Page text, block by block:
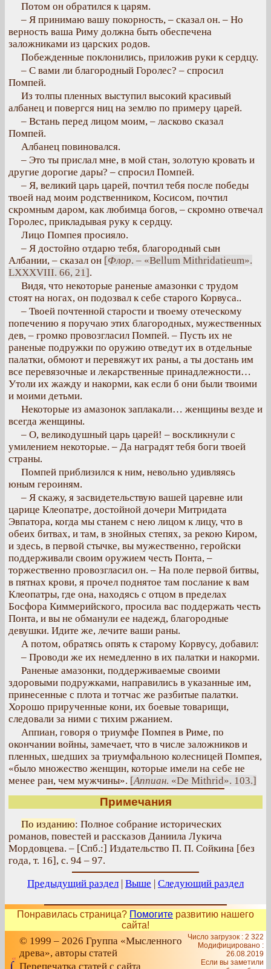
Потом он обратился к царям.
– Я принимаю вашу покорность, – сказал он. – Но
верность ваша Риму должна быть обеспечена
заложниками из царских родов.
Побежденные поклонились, приложив руки к сердцу.
– С вами ли благородный Горолес? – спросил
Помпей.
Из толпы пленных выступил высокий красивый
албанец и повергся ниц на землю по примеру царей.
– Встань перед лицом моим, – ласково сказал
Помпей.
Албанец повиновался.
– Это ты прислал мне, в мой стан, золотую кровать и
другие дорогие дары? – спросил Помпей.
– Я, великий царь царей, почтил тебя после победы
твоей над моим родственником, Косисом, почтил
скромным даром, как любимца богов, – скромно отвечал
Горолес, прикладывая руку к сердцу.
Лицо Помпея просияло.
– Я достойно отдарю тебя, благородный сын
Албании, – сказал он [Флор. – «Bellum Mithridatieum».
LXXXVIII. 66, 21].
Видя, что некоторые раненые амазонки с трудом
стоят на ногах, он подозвал к себе старого Корвуса..
– Твоей почтенной старости и твоему отеческому
попечению я поручаю этих благородных, мужественных
дев, – громко провозгласил Помпей. – Пусть их не
раненые подружки по оружию отведут их в отдельные
палатки, обмоют и перевяжут их раны, а ты достань им
все перевязочные и лекарственные принадлежности…
Утоли их жажду и накорми, как если б они были твоими
и моими детьми.
Некоторые из амазонок заплакали… женщины везде и
всегда женщины.
– О, великодушный царь царей! – воскликнули с
умилением некоторые. – Да наградят тебя боги твоей
страны.
Помпей приблизился к ним, невольно удивляясь
юным героиням.
– Я скажу, я засвидетельствую вашей царевне или
царице Клеопатре, достойной дочери Митридата
Эвпатора, когда мы станем с нею лицом к лицу, что в
обеих битвах, и там, в знойных степях, за рекою Киром,
и здесь, в первой стычке, вы мужественно, геройски
поддерживали своим оружием честь Понта, –
торжественно провозгласил он. – На поле первой битвы,
в пятнах крови, я прочел поднятое там послание к вам
Клеопатры, где она, находясь с отцом в пределах
Босфора Киммерийского, просила вас поддержать честь
Понта, и вы не обманули ее надежд, благородные
девушки. Идите же, лечите ваши раны.
А потом, обратясь опять к старому Корвусу, добавил:
– Проводи же их немедленно в их палатки и накорми.
Раненые амазонки, поддерживаемые своими
здоровыми подружками, направились в указанные им,
принесенные с плота и тотчас же разбитые палатки.
Хорошо прирученные кони, их боевые товарищи,
следовали за ними с тихим ржанием.
Аппиан, говоря о триумфе Помпея в Риме, по
окончании войны, замечает, что в числе заложников и
пленных, шедших за триумфальною колесницей Помпея,
«было множество женщин, которые имели на себе не
менее ран, чем мужчины». [Аппиан. «De Mithrid». 103.]
Примечания
По изданию: Полное собрание исторических
романов, повестей и рассказов Даниила Лукича
Мордовцева. – [Спб.:] Издательство П. П. Сойкина [без
года, т. 16], с. 94 – 97.
Предыдущий раздел | Выше | Следующий раздел
Понравилась страница? Помогите развитию нашего
сайта!
© 1999 – 2026 Группа «Мысленного
древа», авторы статей
Перепечатка статей с сайта
Число загрузок : 2 322
Модифицировано :
26.08.2019
Если вы заметили